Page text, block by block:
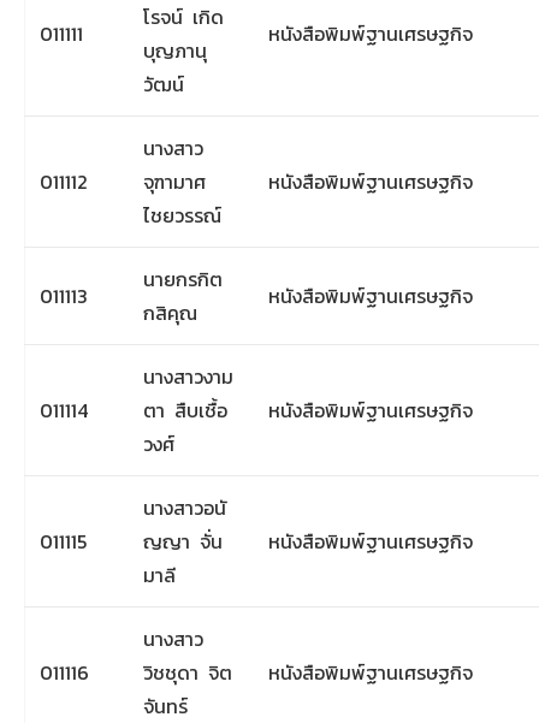
011111
โรจน์ เกิด
บุญภานุ
วัฒน์
หนังสือพิมพ์ฐานเศรษฐกิจ
011112
นางสาว
จุฑามาศ
ไชยวรรณ์
หนังสือพิมพ์ฐานเศรษฐกิจ
011113
นายกรกิต
กสิคุณ
หนังสือพิมพ์ฐานเศรษฐกิจ
011114
นางสาวงาม
ตา สืบเชื้อ
วงศ์
หนังสือพิมพ์ฐานเศรษฐกิจ
011115
นางสาวอนั
ญญา จั่น
มาลี
หนังสือพิมพ์ฐานเศรษฐกิจ
011116
นางสาว
วิชชุดา จิต
จันทร์
หนังสือพิมพ์ฐานเศรษฐกิจ